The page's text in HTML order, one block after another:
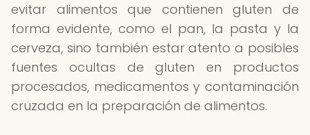
evitar alimentos que contienen gluten de
forma evidente, como el pan, la pasta y la
cerveza, sino también estar atento a posibles
fuentes ocultas de gluten en productos
procesados, medicamentos y contaminación
cruzada en la preparación de alimentos.